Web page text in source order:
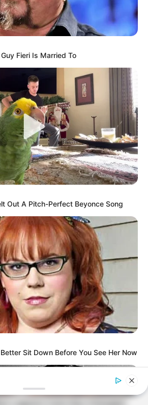
Fieri Is Married To
Out A Pitch-Perfect Beyonce Song
Sit Down Before You See Her Now